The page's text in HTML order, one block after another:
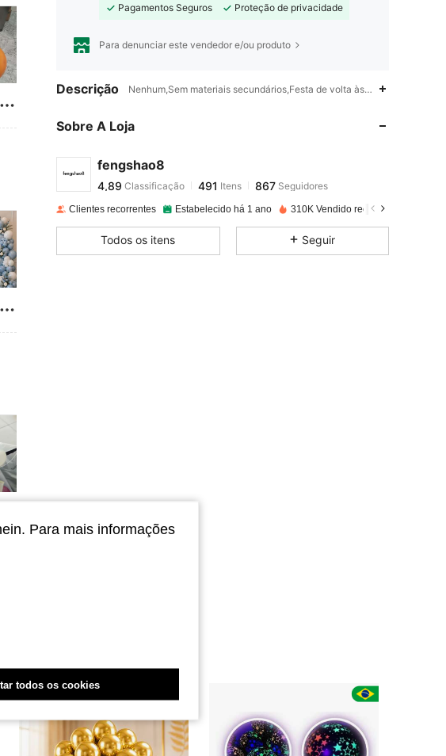
Pagamentos Seguros
Proteção de privacidade
Para denunciar este vendedor e/ou produto
Descrição Nenhum,Sem materiais secundários,Festa de volta às aulas,Festa de
Sobre A Loja
fengshao8
4,89
4,89Classificação
g***3pago 1 dia atrás
Clientes recorrentes Estabelecido há 1 ano 310K Vendido recentemente
Todos os itens Seguir
Para mais informações
todos os cookies